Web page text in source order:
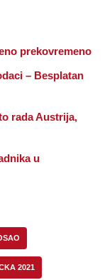
prekovremeno
– Besplatan
rada Austrija,
u
2021